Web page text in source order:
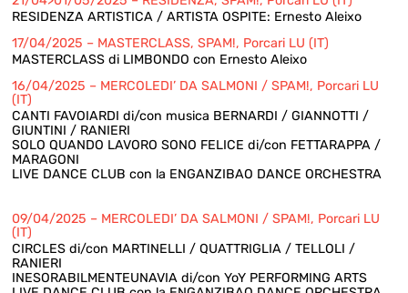
RESIDENZA ARTISTICA / ARTISTA OSPITE: Ernesto Aleixo
17/04/2025 – MASTERCLASS, SPAM!, Porcari LU (IT)
MASTERCLASS di LIMBONDO con Ernesto Aleixo
16/04/2025 – MERCOLEDI’ DA SALMONI / SPAM!, Porcari LU
(IT)
CANTI FAVOIARDI di/con musica BERNARDI / GIANNOTTI /
GIUNTINI / RANIERI
SOLO QUANDO LAVORO SONO FELICE di/con FETTARAPPA /
MARAGONI
LIVE DANCE CLUB con la ENGANZIBAO DANCE ORCHESTRA
09/04/2025 – MERCOLEDI’ DA SALMONI / SPAM!, Porcari LU
(IT)
CIRCLES di/con MARTINELLI / QUATTRIGLIA / TELLOLI /
RANIERI
INESORABILMENTEUNAVIA di/con YoY PERFORMING ARTS